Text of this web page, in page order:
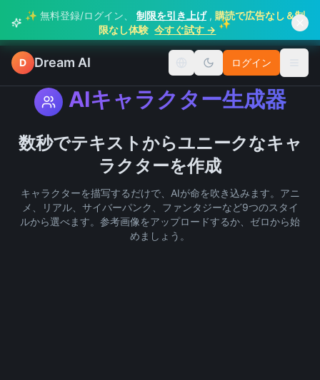
✨ 無料登録/ログイン、 制限を引き上げ , 購読で広告なし＆制
限なし体験 今すぐ試す →
✨
D Dream AI 言語を切り替えログイン
AIキャラクター生成器
数秒でテキストからユニークなキャ
ラクターを作成
キャラクターを描写するだけで、AIが命を吹き込みます。アニ
メ、リアル、サイバーパンク、ファンタジーなど9つのスタイ
ルから選べます。参考画像をアップロードするか、ゼロから始
めましょう。